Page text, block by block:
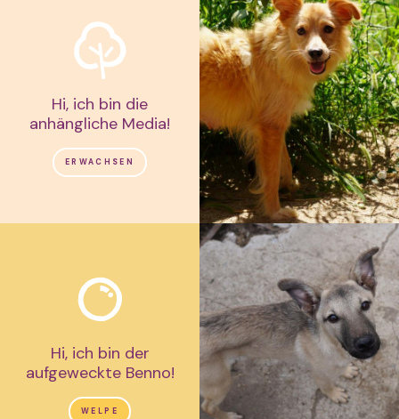
Hi, ich bin die
anhängliche Media!
ERWACHSEN
Hi, ich bin der
aufgeweckte Benno!
WELPE